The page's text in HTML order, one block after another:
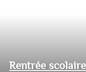
Rentrée